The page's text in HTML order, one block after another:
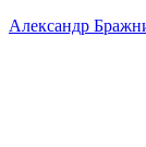
Александр